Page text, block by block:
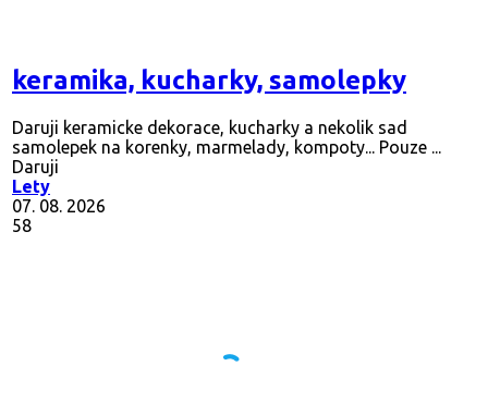
keramika, kucharky, samolepky
Daruji keramicke dekorace, kucharky a nekolik sad
samolepek na korenky, marmelady, kompoty... Pouze ...
Daruji
Lety
07. 08. 2026
58